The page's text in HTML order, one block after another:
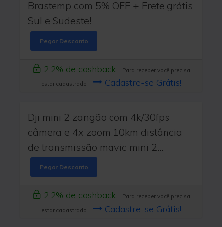
Brastemp com 5% OFF + Frete grátis
Sul e Sudeste!
Pegar Desconto
2,2% de cashback
Para receber você precisa
estar cadastrado
Cadastre-se Grátis!
Dji mini 2 zangão com 4k/30fps
câmera e 4x zoom 10km distância
de transmissão mavic mini 2...
Pegar Desconto
2,2% de cashback
Para receber você precisa
estar cadastrado
Cadastre-se Grátis!